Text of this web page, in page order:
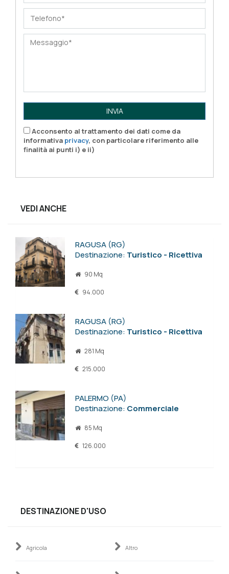
INVIA
Acconsento al trattamento dei dati come da
informativa privacy, con particolare riferimento alle
finalità ai punti i) e ii)
VEDI ANCHE
RAGUSA (RG)
Destinazione: Turistico - Ricettiva
90 Mq
94.000
RAGUSA (RG)
Destinazione: Turistico - Ricettiva
281 Mq
215.000
PALERMO (PA)
Destinazione: Commerciale
85 Mq
126.000
DESTINAZIONE D'USO
Agricola Altro